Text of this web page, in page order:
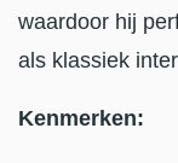
waardoor hij
als klassiek
Kenmerken: